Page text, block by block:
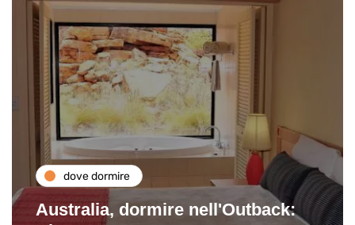
dove dormire
Australia, dormire nell'Outback: